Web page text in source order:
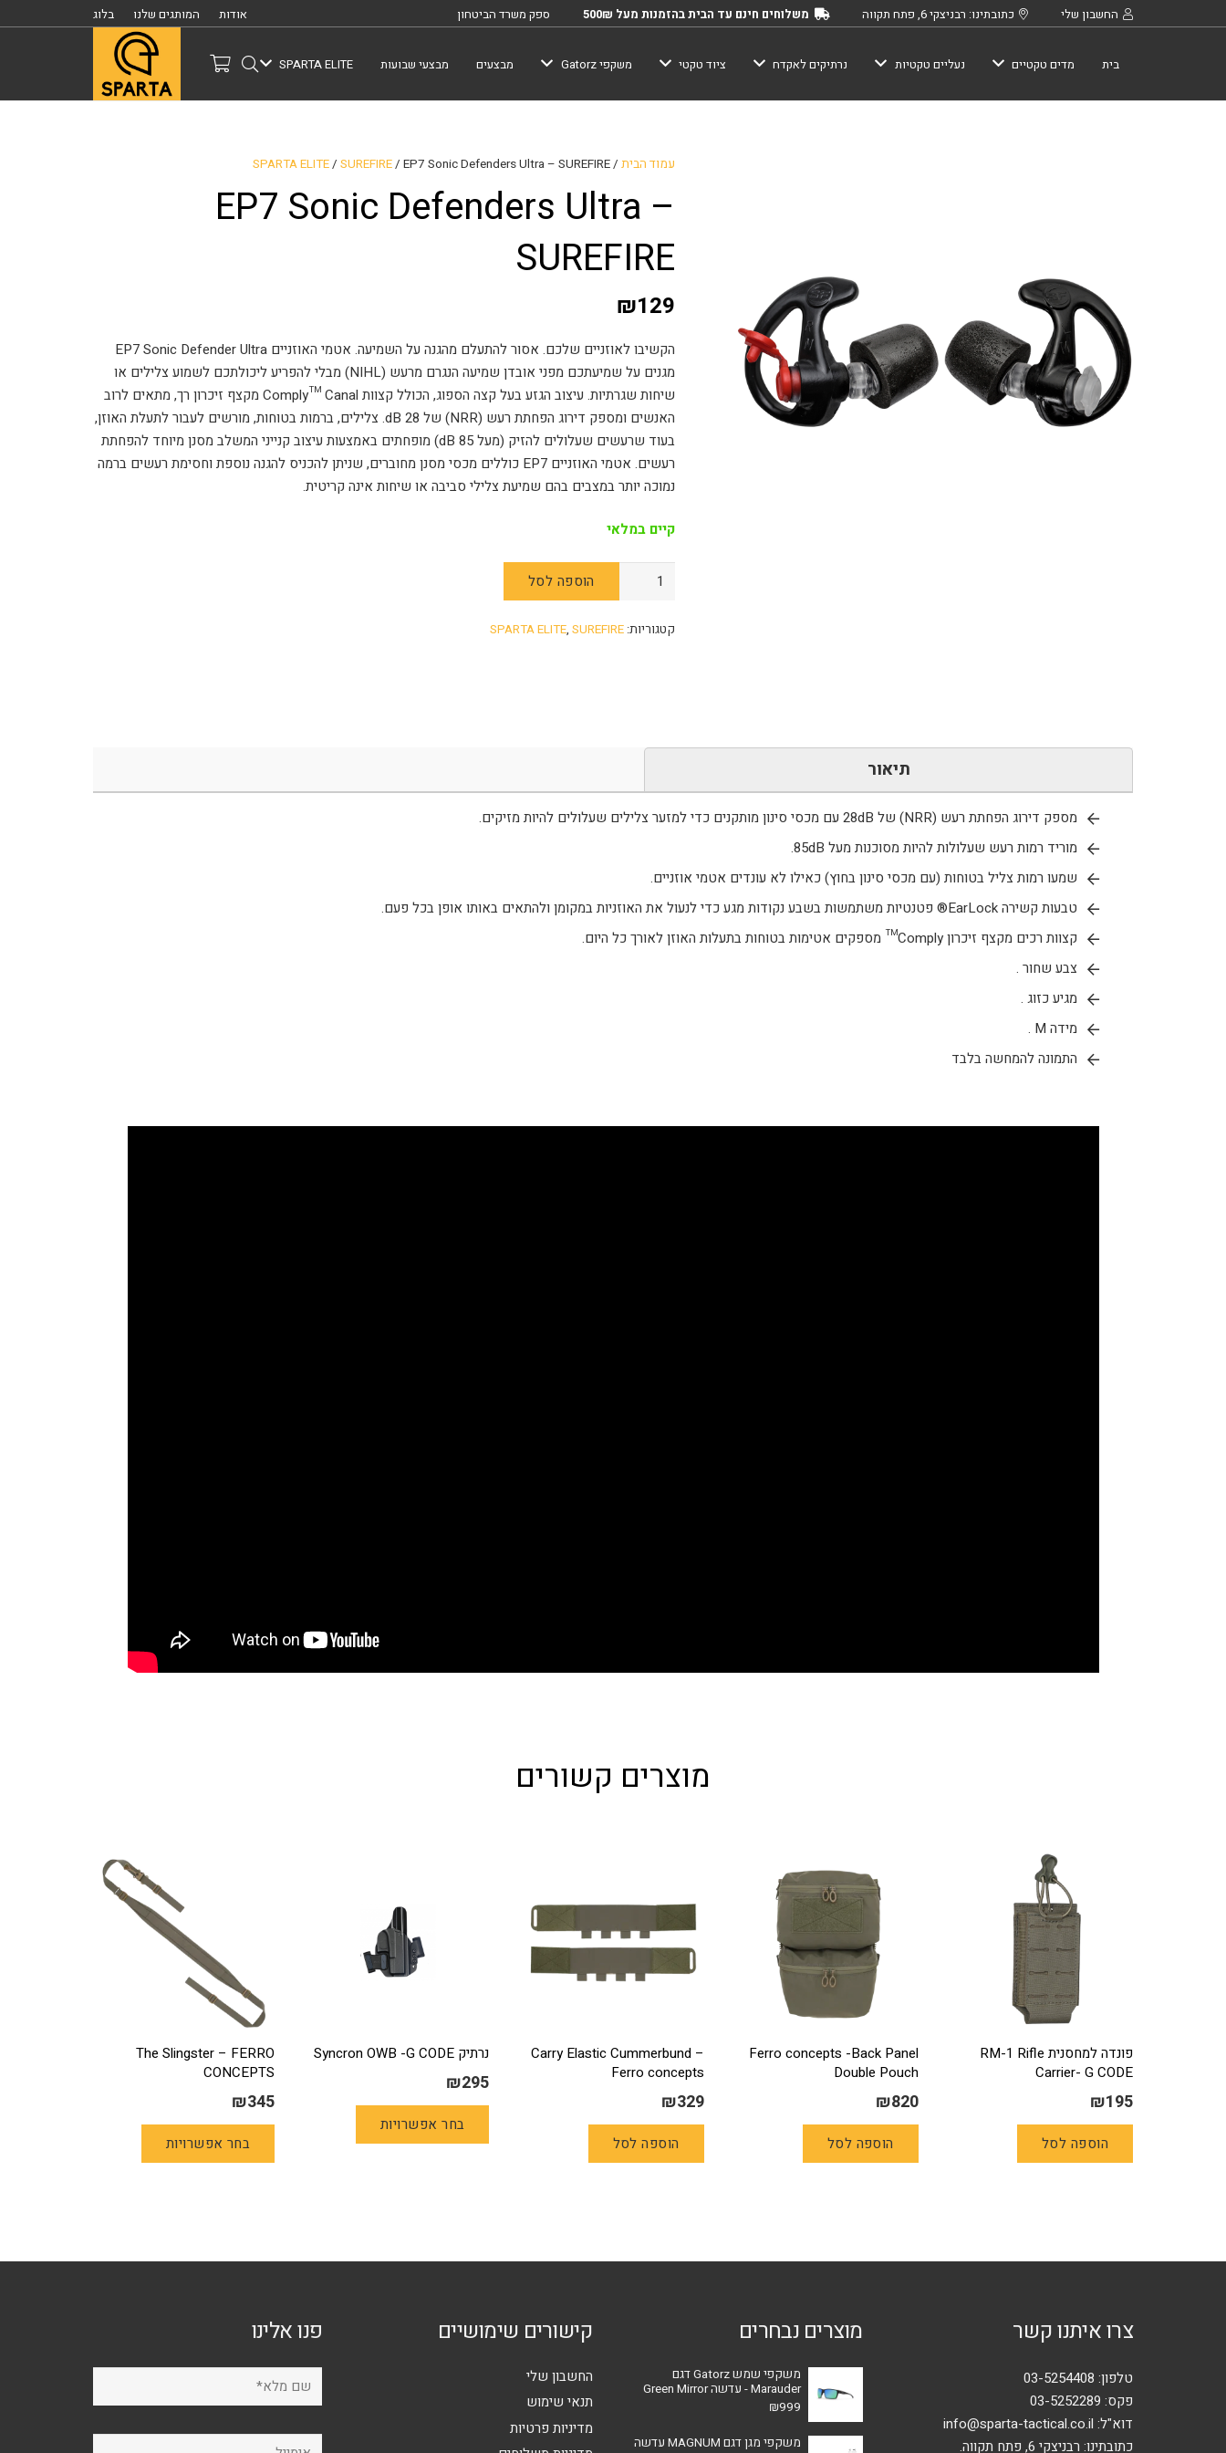
החשבון שלי כתובתינו: רבניצקי 6, פתח תקווה משלוחים חינם עד הבית בהזמנות מעל 500₪ ספק משרד הביטחון אודות המותגים שלנו בלוג
בית מדים טקטיים נעליים טקטיות נרתיקים לאקדח ציוד טקטי משקפי Gatorz מבצעים מבצעי שבועות SPARTA ELITE
עמוד הבית/
SPARTA ELITE/SUREFIRE/ EP7 Sonic Defenders Ultra – SUREFIRE
EP7 Sonic Defenders Ultra –
SUREFIRE
₪129
הקשיבו לאוזניים שלכם. אסור להתעלם מהגנה על השמיעה. אטמי האוזניים EP7 Sonic Defender Ultra
מגנים על שמיעתכם מפני אובדן שמיעה הנגרם מרעש (NIHL) מבלי להפריע ליכולתכם לשמוע צלילים או
שיחות שגרתיות. עיצוב הגזע בעל קצה הספוג, הכולל קצוות Comply™ Canal מקצף זיכרון רך, מתאים לרוב
האנשים ומספק דירוג הפחתת רעש (NRR) של 28 dB. צלילים, ברמות בטוחות, מורשים לעבור לתעלת האוזן,
בעוד שרעשים שעלולים להזיק (מעל 85 dB) מופחתים באמצעות עיצוב קנייני המשלב מסנן מיוחד להפחתת
רעשים. אטמי האוזניים EP7 כוללים מכסי מסנן מחוברים, שניתן להכניס להגנה נוספת וחסימת רעשים ברמה
נמוכה יותר במצבים בהם שמיעת צלילי סביבה או שיחות אינה קריטית.
קיים במלאי
הוספה לסל
קטגוריות: SPARTA ELITE,SUREFIRE
תיאור
מספק דירוג הפחתת רעש (NRR) של 28dB עם מכסי סינון מותקנים כדי למזער צלילים שעלולים להיות מזיקים.
מוריד רמות רעש שעלולות להיות מסוכנות מעל 85dB.
שמעו רמות צליל בטוחות (עם מכסי סינון בחוץ) כאילו לא עונדים אטמי אוזניים.
טבעות קשירה EarLock® פטנטיות משתמשות בשבע נקודות מגע כדי לנעול את האוזניות במקומן ולהתאים באותו אופן בכל פעם.
קצוות רכים מקצף זיכרון Comply™ מספקים אטימות בטוחות בתעלות האוזן לאורך כל היום.
צבע שחור .
מגיע כזוג .
מידה M .
התמונה להמחשה בלבד
מוצרים קשורים
פונדה למחסנית RM-1 Rifle
Carrier- G CODE
₪195
הוספה לסל
Ferro concepts -Back Panel
Double Pouch
₪820
הוספה לסל
Carry Elastic Cummerbund –
Ferro concepts
₪329
הוספה לסל
נרתיק Syncron OWB -G CODE
₪295
בחר אפשרויות
את
המוצר
The Slingster – FERRO
CONCEPTS
₪345
בחר אפשרויות
לבחור
צרו איתנו קשר
טלפון: 03-5254408
פקס: 03-5252289
דוא"ל: info@sparta-tactical.co.il
כתובתינו: רבניצקי 6, פתח תקווה.
מוצרים נבחרים
משקפי שמש Gatorz דגם
Marauder - עדשה Green Mirror
₪999
משקפי מגן דגם MAGNUM עדשה
קישורים שימושיים
החשבון שלי
תנאי שימוש
מדיניות פרטיות
פנו אלינו